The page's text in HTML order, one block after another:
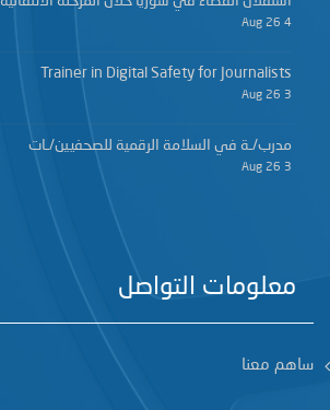
4 Aug 26
Trainer in Digital Safety for Journalists
3 Aug 26
مدرب/ـة في السلامة الرقمية للصحفيين/ـات
3 Aug 26
معلومات التواصل
ساهم معنا